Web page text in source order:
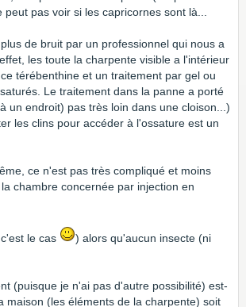
pas voir si les capricornes sont là...
de bruit par un professionnel qui nous a
les toute la charpente visible a l'intérieur
térébenthine et un traitement par gel ou
Le traitement dans la panne a porté
un endroit) pas très loin dans une cloison...)
les clins pour accéder à l'ossature est un
ce n'est pas très compliqué et moins
chambre concernée par injection en
le cas
) alors qu'aucun insecte (ni
(puisque je n'ai pas d'autre possibilité) est-
maison (les éléments de la charpente) soit